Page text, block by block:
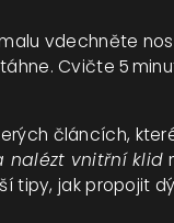
vdechněte
Cvičte 5
článcích,
nalézt vnitřní klid
tipy, jak propojit